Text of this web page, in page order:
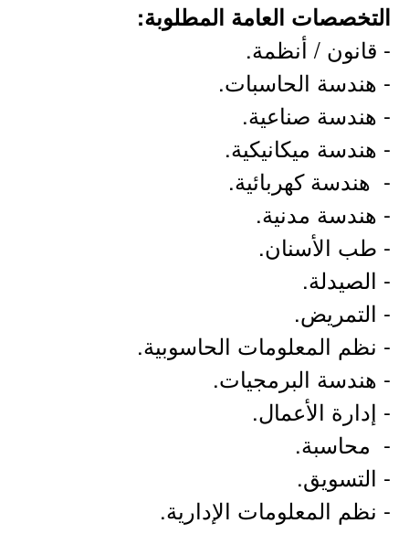
التخصصات العامة المطلوبة:
- قانون / أنظمة.
- هندسة الحاسبات.
- هندسة صناعية.
- هندسة ميكانيكية.
- هندسة كهربائية.
- هندسة مدنية.
- طب الأسنان.
- الصيدلة.
- التمريض.
- نظم المعلومات الحاسوبية.
- هندسة البرمجيات.
- إدارة الأعمال.
- محاسبة.
- التسويق.
- نظم المعلومات الإدارية.